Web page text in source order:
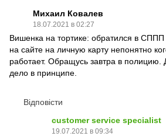
Михаил Ковалев
18.07.2021 в 02:27
Вишенка на тортике: обратился в
на сайте на личную карту непонятно
работает. Обращусь завтра в полицию.
дело в принципе.
Відповісти
customer service specialist
19.07.2021 в 09:34